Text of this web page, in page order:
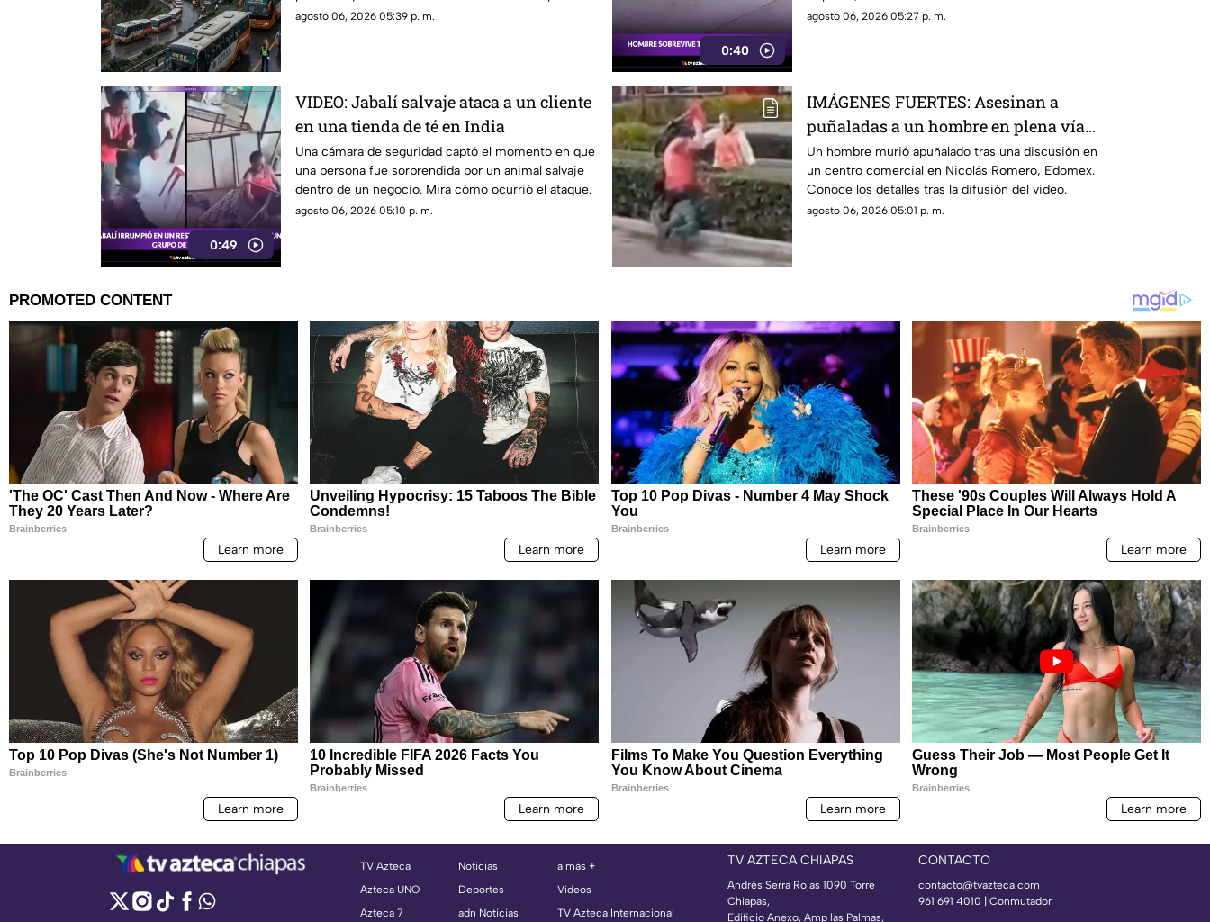
llegada.
agosto 06, 2026 05:39 p. m.
0:40
agosto 06, 2026 05:27 p. m.
0:49
VIDEO: Jabalí salvaje ataca a un cliente
en una tienda de té en India
Una cámara de seguridad captó el momento en que
una persona fue sorprendida por un animal salvaje
dentro de un negocio. Mira cómo ocurrió el ataque.
agosto 06, 2026 05:10 p. m.
IMÁGENES FUERTES: Asesinan a
puñaladas a un hombre en plena vía
pública en Edomex
Un hombre murió apuñalado tras una discusión en
un centro comercial en Nicolás Romero, Edomex.
Conoce los detalles tras la difusión del video.
agosto 06, 2026 05:01 p. m.
TV Azteca
Azteca UNO
Azteca 7
Noticias
Deportes
adn Noticias
a más +
Videos
TV Azteca Internacional
TV AZTECA CHIAPAS
Andrés Serra Rojas 1090 Torre
Chiapas,
Edificio Anexo, Amp las Palmas,
CONTACTO
contacto@tvazteca.com
961 691 4010 | Conmutador